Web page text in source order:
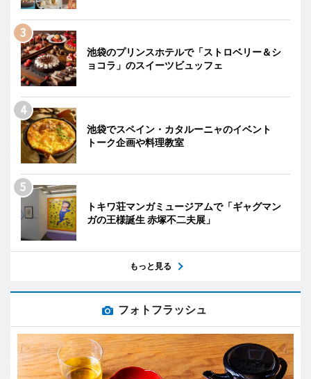
池袋のプリンスホテルで「ストロベリー＆シ
ョコラ」のスイーツビュッフェ
池袋でスペイン・カタルーニャのイベント
トーク企画や料理教室
トキワ荘マンガミュージアムで「ギャグマン
ガの王様誕生 赤塚不二夫展」
もっと見る
フォトフラッシュ